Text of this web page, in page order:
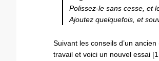
Polissez-le sans cesse, et
Ajoutez quelquefois, et
Suivant les conseils d’un
travail et voici un nouvel essai